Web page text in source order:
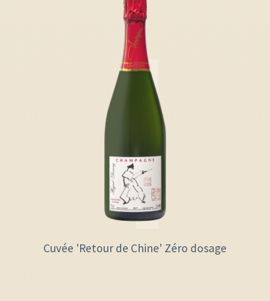
Cuvée 'Retour de Chine' Zéro dosage